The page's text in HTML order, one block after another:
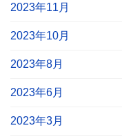
2023年11月
2023年10月
2023年8月
2023年6月
2023年3月